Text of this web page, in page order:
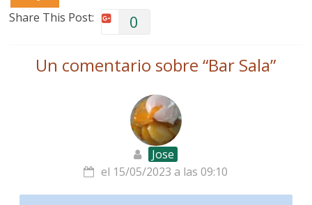
Share This Post: 0
Un comentario sobre “Bar Sala”
Jose
el 15/05/2023 a las 09:10